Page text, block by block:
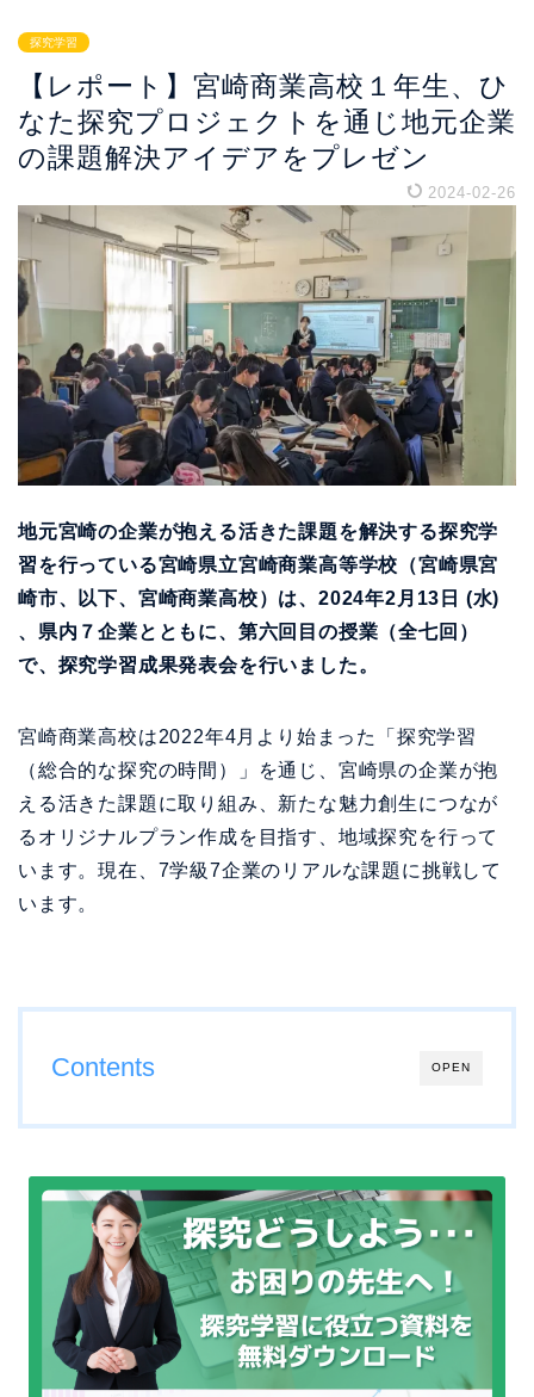
探究学習
【レポート】宮崎商業高校１年生、ひ
なた探究プロジェクトを通じ地元企業
の課題解決アイデアをプレゼン
2024-02-26
地元宮崎の企業が抱える活きた課題を解決する探究学
習を行っている宮崎県立宮崎商業高等学校（宮崎県宮
崎市、以下、宮崎商業高校）は、2024年2月13日 (水)
、県内７企業とともに、第六回目の授業（全七回）
で、探究学習成果発表会を行いました。
宮崎商業高校は2022年4月より始まった「探究学習
（総合的な探究の時間）」を通じ、宮崎県の企業が抱
える活きた課題に取り組み、新たな魅力創生につなが
るオリジナルプラン作成を目指す、地域探究を行って
います。現在、7学級7企業のリアルな課題に挑戦して
います。
OPEN
Contents